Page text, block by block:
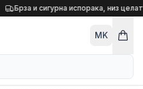
Брза и сигурна испорака, низ
MK